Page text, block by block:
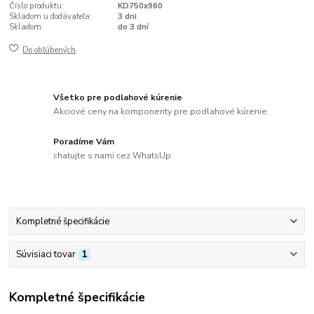
Číslo produktu:
KD750x960
Skladom u dodávateľa:
3 dni
Skladom:
do 3 dní
Do obľúbených
Všetko pre podlahové kúrenie
Akciové ceny na komponenty pre podlahové kúrenie.
Poradíme Vám
chatujte s nami cez WhatsUp
Kompletné špecifikácie
Súvisiaci tovar 1
Kompletné špecifikácie